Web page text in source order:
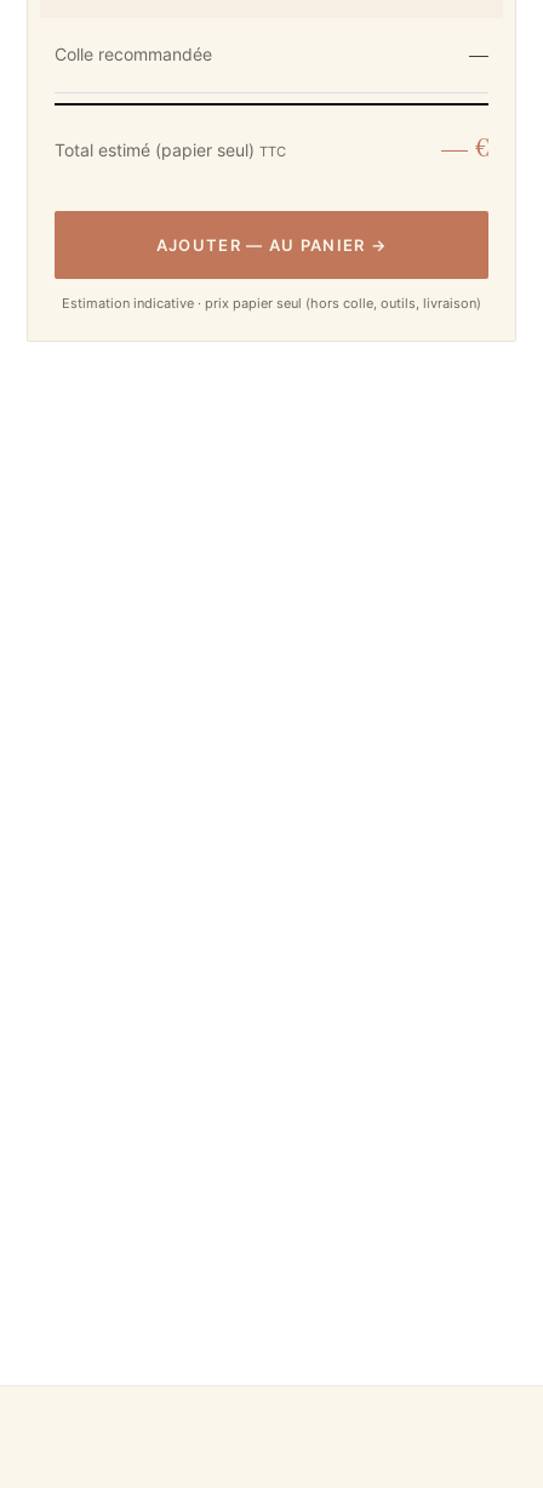
Colle recommandée —
Total estimé (papier seul)TTC — €
AJOUTER— AU PANIER →
Estimation indicative · prix papier seul (hors colle, outils, livraison)